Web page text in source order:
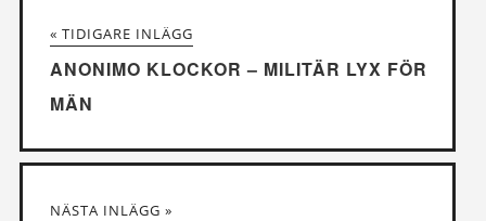
« TIDIGARE INLÄGG
ANONIMO KLOCKOR – MILITÄR LYX FÖR
MÄN
NÄSTA INLÄGG »